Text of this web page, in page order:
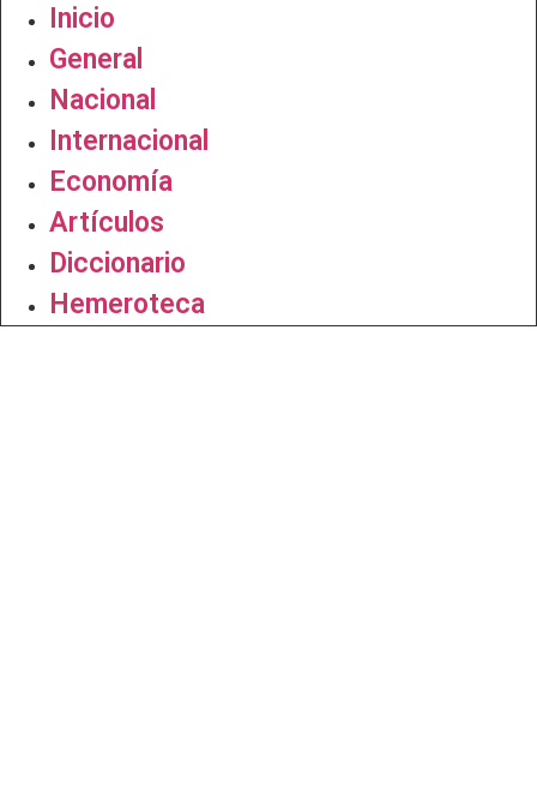
Inicio
General
Nacional
Internacional
Economía
Artículos
Diccionario
Hemeroteca